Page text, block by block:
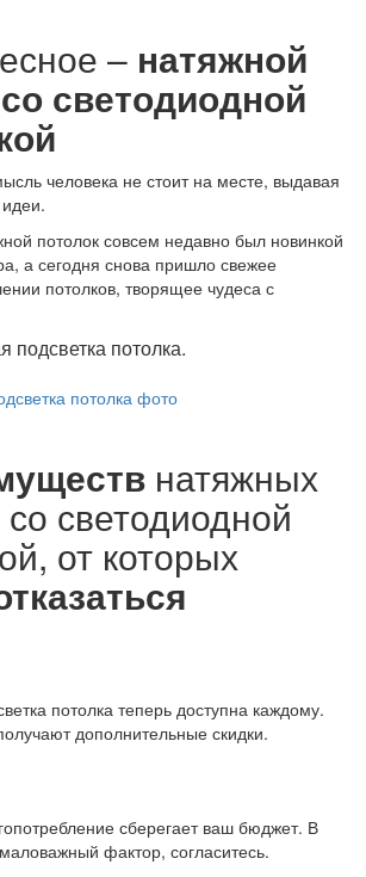
– натяжной
светодиодной
человека не стоит на месте, выдавая
потолок совсем недавно был новинкой
а сегодня снова пришло свежее
потолков, творящее чудеса с
подсветка потолка.
натяжных
со светодиодной
от которых
потолка теперь доступна каждому.
дополнительные скидки.
сберегает ваш бюджет. В
фактор, согласитесь.